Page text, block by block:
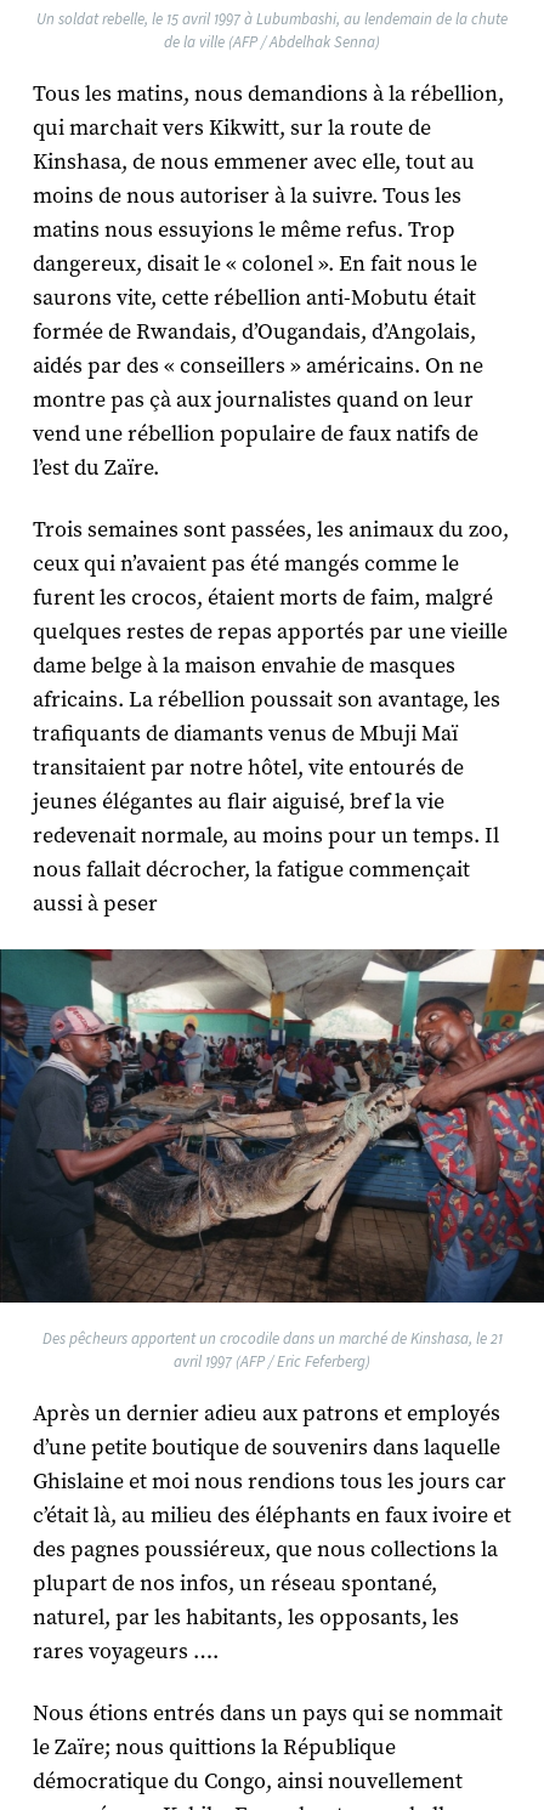
Un soldat rebelle, le 15 avril 1997 à Lubumbashi, au lendemain de la chute
de la ville (AFP / Abdelhak Senna)
Tous les matins, nous demandions à la rébellion,
qui marchait vers Kikwitt, sur la route de
Kinshasa, de nous emmener avec elle, tout au
moins de nous autoriser à la suivre. Tous les
matins nous essuyions le même refus. Trop
dangereux, disait le « colonel ». En fait nous le
saurons vite, cette rébellion anti-Mobutu était
formée de Rwandais, d’Ougandais, d’Angolais,
aidés par des « conseillers » américains. On ne
montre pas çà aux journalistes quand on leur
vend une rébellion populaire de faux natifs de
l’est du Zaïre.
Trois semaines sont passées, les animaux du zoo,
ceux qui n’avaient pas été mangés comme le
furent les crocos, étaient morts de faim, malgré
quelques restes de repas apportés par une vieille
dame belge à la maison envahie de masques
africains. La rébellion poussait son avantage, les
trafiquants de diamants venus de Mbuji Maï
transitaient par notre hôtel, vite entourés de
jeunes élégantes au flair aiguisé, bref la vie
redevenait normale, au moins pour un temps. Il
nous fallait décrocher, la fatigue commençait
aussi à peser
Des pêcheurs apportent un crocodile dans un marché de Kinshasa, le 21
avril 1997 (AFP / Eric Feferberg)
Après un dernier adieu aux patrons et employés
d’une petite boutique de souvenirs dans laquelle
Ghislaine et moi nous rendions tous les jours car
c’était là, au milieu des éléphants en faux ivoire et
des pagnes poussiéreux, que nous collections la
plupart de nos infos, un réseau spontané,
naturel, par les habitants, les opposants, les
rares voyageurs ….
Nous étions entrés dans un pays qui se nommait
le Zaïre; nous quittions la République
démocratique du Congo, ainsi nouvellement